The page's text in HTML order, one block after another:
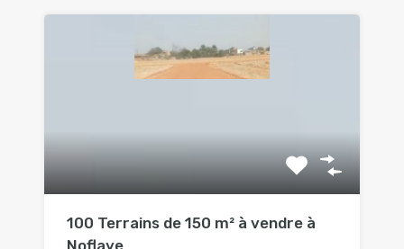
100 Terrains de 150 m² à vendre à